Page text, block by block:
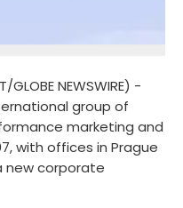
NEWSWIRE) -
group of
marketing and
with offices in Prague
new corporate